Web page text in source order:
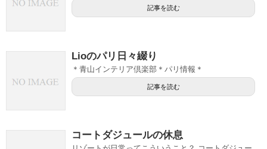
記事を読む
Lioのパリ日々綴り
＊青山インテリア倶楽部＊パリ情報＊
記事を読む
コートダジュールの休息